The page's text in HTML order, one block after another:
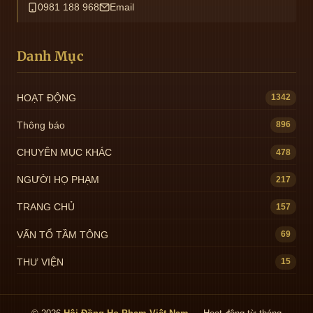
0981 188 968 Email
Danh Mục
HOẠT ĐỘNG 1342
Thông báo 896
CHUYÊN MỤC KHÁC 478
NGƯỜI HỌ PHẠM 217
TRANG CHỦ 157
VẤN TỔ TẦM TÔNG 69
THƯ VIỆN 15